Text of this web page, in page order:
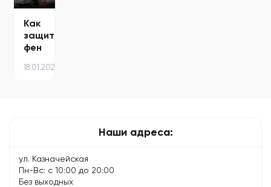
Как
защитить
фен
от
18.01.2025
Наши адреса:
ул. Казначейская
Пн-Вс: с 10:00 до 20:00
Без выходных